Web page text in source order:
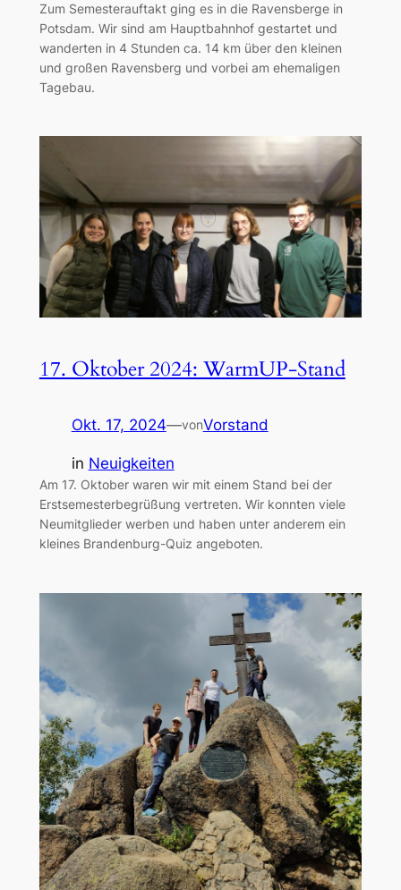
Zum Semesterauftakt ging es in die Ravensberge in
Potsdam. Wir sind am Hauptbahnhof gestartet und
wanderten in 4 Stunden ca. 14 km über den kleinen
und großen Ravensberg und vorbei am ehemaligen
Tagebau.
17. Oktober 2024: WarmUP-Stand
Okt. 17, 2024—vonVorstand
in Neuigkeiten
Am 17. Oktober waren wir mit einem Stand bei der
Erstsemesterbegrüßung vertreten. Wir konnten viele
Neumitglieder werben und haben unter anderem ein
kleines Brandenburg-Quiz angeboten.